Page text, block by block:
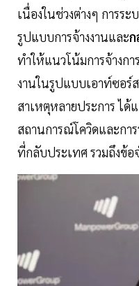
เนื่องในช่วงต่างๆ การระ
รูปแบบการจ้างงานและก
ทำให้แนวโน้มการจ้างกา
งานในรูปแบบเอาท์ซอร์
สาเหตุหลายประการ ไ
สถานการณ์โควิดและการ
ที่กลับประเทศ รวมถึงข้